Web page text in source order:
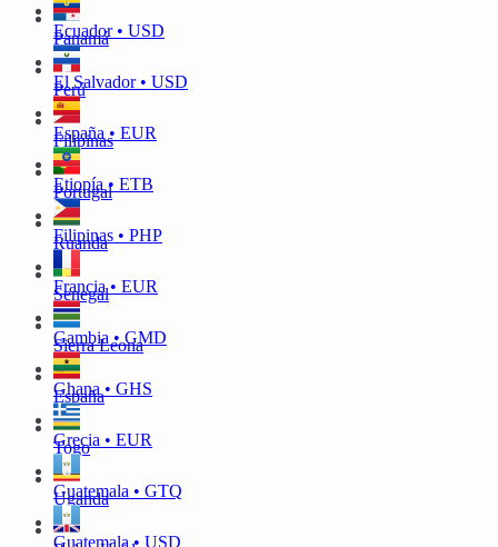
Panamá
Perú
Filipinas
Portugal
Ruanda
Senegal
Sierra Leona
España
Togo
Uganda
Ecuador • USD
El Salvador • USD
España • EUR
Etiopía • ETB
Filipinas • PHP
Francia • EUR
Gambia • GMD
Ghana • GHS
Grecia • EUR
Guatemala • GTQ
Guatemala • USD